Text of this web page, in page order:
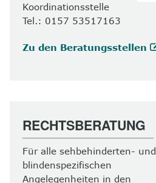
Koordinationsstelle
Tel.: 0157 53517163
Zu den Beratungsstellen
RECHTSBERATUNG
Für alle sehbehinderten- und
blindenspezifischen
Angelegenheiten in den